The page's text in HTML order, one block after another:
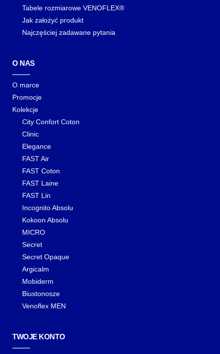
Tabele rozmiarowe VENOFLEX®
Jak założyć produkt
Najczęściej zadawane pytania
O NAS
O marce
Promocje
Kolekcje
City Confort Coton
Clinic
Elegance
FAST Air
FAST Coton
FAST Laine
FAST Lin
Incognito Absolu
Kokoon Absolu
MICRO
Secret
Secret Opaque
Argicalm
Mobiderm
Biustonosze
Venoflex MEN
TWOJE KONTO